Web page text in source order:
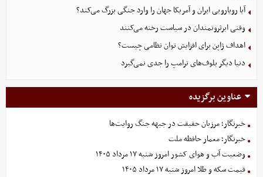
آیا رویارویی ایران و آمریکا جهان را وارد جنگی بزرگ می‌کند؟
وقتی ابرثروتمندان در سیاست رخنه می‌کنند
اهداف ژاپن برای افزایش توان نظامی چیست؟
دنیا دیگر بلوف‌های ترامپ را جدی نمی‌گیرد
عناوین برگزیده
خبرنگار؛ مرزبان حقیقت در جبهه جنگ روایت‌ها
خبرنگار؛ معمار حافظه ملت
وضعیت آب و هوای کشور امروز شنبه ۱۷ مرداد ۱۴۰۵
قیمت سکه و طلا امروز شنبه ۱۷ مرداد ۱۴۰۵